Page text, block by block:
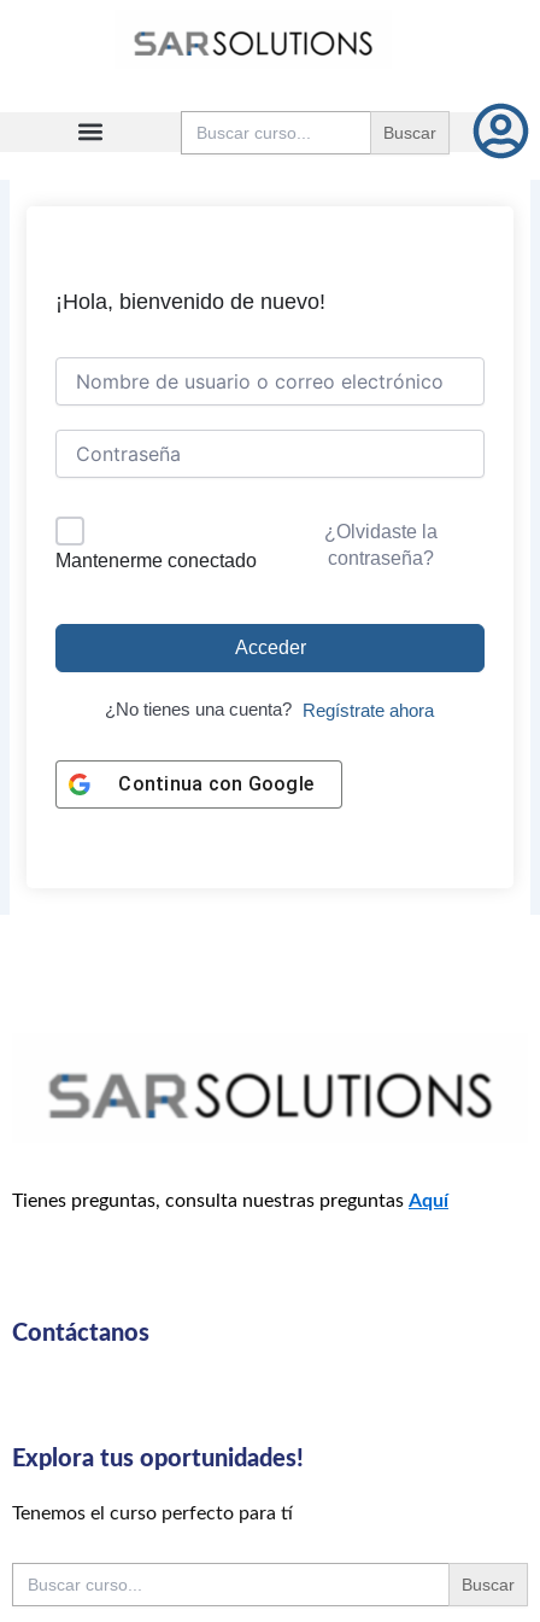
Buscar:
¡Hola, bienvenido de nuevo!
Mantenerme conectado
¿Olvidaste la
contraseña?
Acceder
¿No tienes una cuenta? Regístrate ahora
Continua con Google
Tienes preguntas, consulta nuestras preguntas Aquí
Contáctanos
Explora tus oportunidades!
Tenemos el curso perfecto para tí
Buscar: